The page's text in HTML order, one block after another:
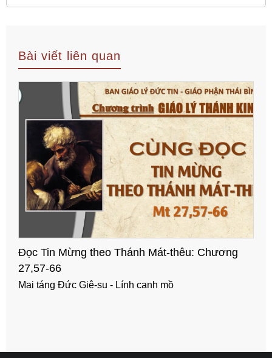
Bài viết liên quan
Đọc Tin Mừng theo Thánh Mát-thêu: Chương
27,39-56
Đức Giê-su bị nhục mạ - Đức Giê-su trút linh hồn